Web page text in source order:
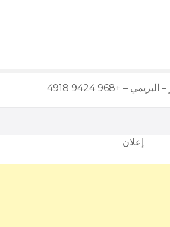
+968 9424 4918
إعلان